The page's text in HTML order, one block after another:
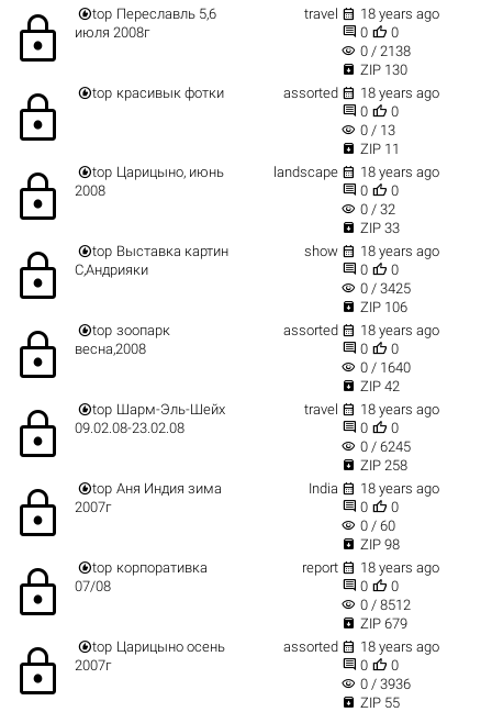
lock top Переславль 5,6
июля 2008г
travel  18 years ago
 0  0
visibility 0 / 2138
 ZIP 130
lock top красивык фотки assorted  18 years ago
 0  0
visibility 0 / 13
 ZIP 11
lock top Царицыно, июнь
2008
landscape  18 years ago
 0  0
visibility 0 / 32
 ZIP 33
lock top Выставка картин
С,Андрияки
show  18 years ago
 0  0
visibility 0 / 3425
 ZIP 106
lock top зоопарк
весна,2008
assorted  18 years ago
 0  0
visibility 0 / 1640
 ZIP 42
lock top Шарм-Эль-Шейх
09.02.08-23.02.08
travel  18 years ago
 0  0
visibility 0 / 6245
 ZIP 258
lock top Аня Индия зима
2007г
India  18 years ago
 0  0
visibility 0 / 60
 ZIP 98
lock top корпоративка
07/08
report  18 years ago
 0  0
visibility 0 / 8512
 ZIP 679
lock top Царицыно осень
2007г
assorted  18 years ago
 0  0
visibility 0 / 3936
 ZIP 55